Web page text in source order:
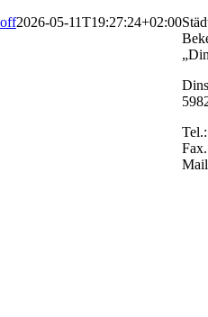
2026-05-11T19:27:24+02:00